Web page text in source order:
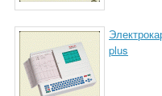
plus